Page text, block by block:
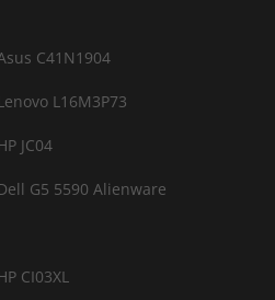
C41N1904
L16M3P73
JC04
G5 5590 Alienware
CI03XL